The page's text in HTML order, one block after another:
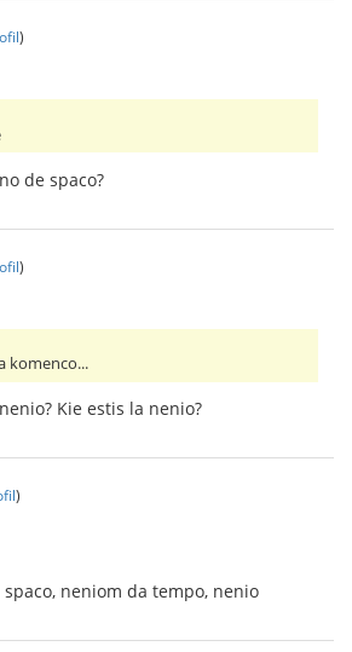
)
de spaco?
)
komenco...
Kie estis la nenio?
)
neniom da tempo, nenio